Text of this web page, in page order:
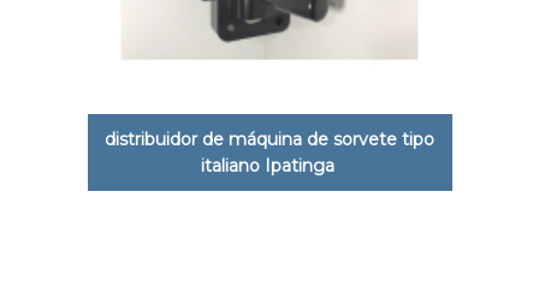
distribuidor de máquina de sorvete tipo
italiano Ipatinga